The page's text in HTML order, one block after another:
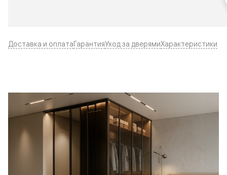
Доставка и оплатаГарантияУход за дверямиХарактеристики